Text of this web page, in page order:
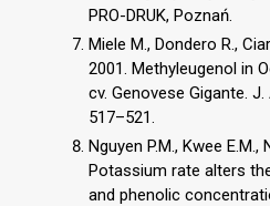
PRO-DRUK, Poznań.
Miele M., Dondero R.,
2001. Methyleugenol in
cv. Genovese Gigante.
517–521.
Nguyen P.M., Kwee E.M.,
Potassium rate alters
and phenolic